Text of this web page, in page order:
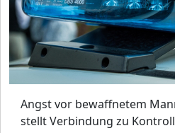
Angst vor bewaffnetem
stellt Verbindung zu